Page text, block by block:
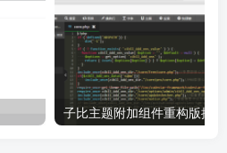
子比主题附加组件重构版插件